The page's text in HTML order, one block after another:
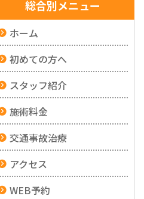
総合別メニュー
ホーム
初めての方へ
スタッフ紹介
施術料金
交通事故治療
アクセス
WEB予約